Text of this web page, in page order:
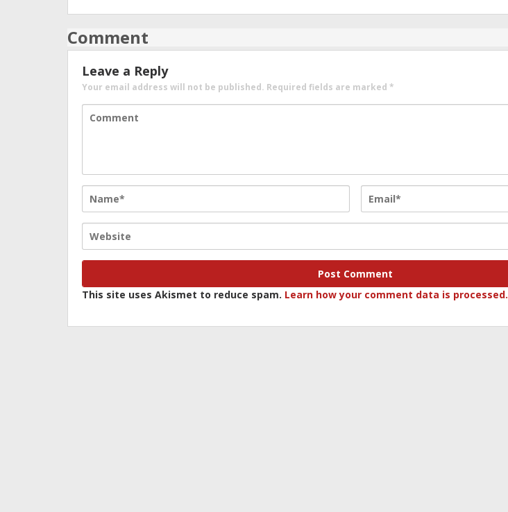
Comment
Leave a Reply
Your email address will not be published. Required fields are marked *
This site uses Akismet to reduce spam. Learn how your comment data is processed.